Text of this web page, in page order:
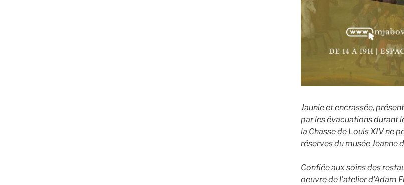
Jaunie et encrassée,
par les évacuations durant
la Chasse de Louis XIV ne
réserves du musée Jeanne
Confiée aux soins des
oeuvre de l’atelier d’Adam